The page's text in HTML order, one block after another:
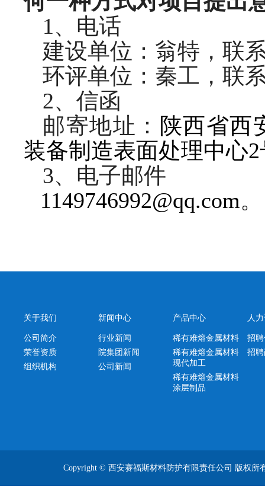
1、电话
建设单位： 翁特 ，联
环评单位：秦工，联
2、信函
邮寄地址： 陕西省西
装备制造表面处理中心2
3、 电子邮件
1149746992@qq.com。
关于我们
公司简介
荣誉资质
组织机构
新闻中心
行业新闻
院集团新闻
公司新闻
产品中心
稀有难熔金属材料
稀有难熔金属材料
现代加工
稀有难熔金属材料
涂层制品
人
招
招
Copyright © 西安赛福斯材料防护有限责任公司 版权所